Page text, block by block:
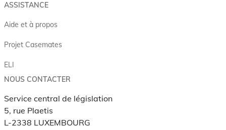
ASSISTANCE
Aide et à propos
Projet Casemates
ELI
NOUS CONTACTER
Service central de législation
5, rue Plaetis
L-2338 LUXEMBOURG